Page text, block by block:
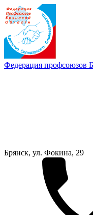
Федерация профсоюзов
Брянск, ул. Фокина, 29